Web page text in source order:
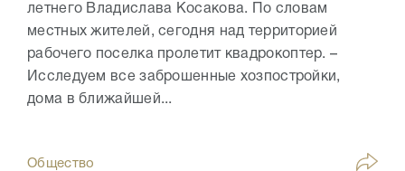
летнего Владислава Косакова. По словам
местных жителей, сегодня над территорией
рабочего поселка пролетит квадрокоптер. –
Исследуем все заброшенные хозпостройки,
дома в ближайшей...
Общество